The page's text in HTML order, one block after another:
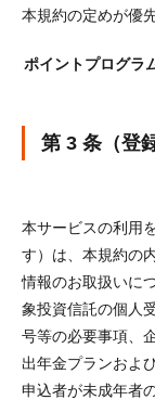
本規約の定めが優
ポイントプログラ
第 3 条（登
本サービスの利用
す）は、本規約の
情報のお取扱いに
象投資信託の個人
号等の必要事項、
出年金プランおよ
申込者が未成年者